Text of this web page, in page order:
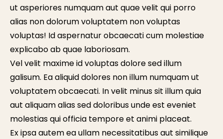
ut asperiores numquam aut quae velit qui porro
alias non dolorum voluptatem non voluptas
voluptas! Id aspernatur obcaecati cum molestiae
explicabo ab quae laboriosam.
Vel velit maxime id voluptas dolore sed illum
galisum. Ea aliquid dolores non illum numquam ut
voluptatem obcaecati. In velit minus sit illum quia
aut aliquam alias sed doloribus unde est eveniet
molestias qui officia tempore et animi placeat.
Ex ipsa autem ea ullam necessitatibus aut similique